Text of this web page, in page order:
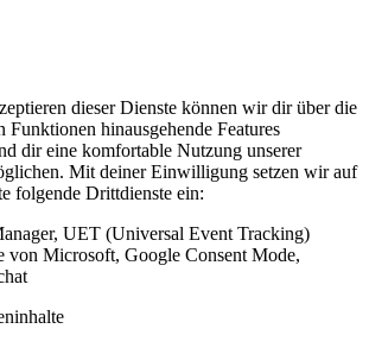
dieser Dienste können wir dir über die
Funktionen hinausgehende Features
dir eine komfortable Nutzung unserer
Mit deiner Einwilligung setzen wir auf
folgende Drittdienste ein:
UET (Universal Event Tracking)
von Microsoft, Google Consent Mode,